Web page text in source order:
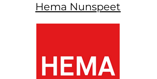
Hema Nunspeet